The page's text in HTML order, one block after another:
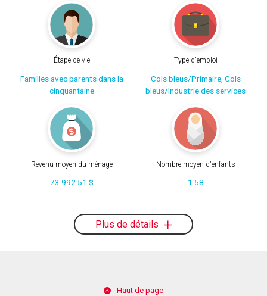
Étape de vie
Familles avec parents dans la
cinquantaine
Type d'emploi
Cols bleus/Primaire, Cols
bleus/Industrie des services
Revenu moyen du ménage
73 992.51 $
Nombre moyen d'enfants
1.58
Plus de détails
Haut de page